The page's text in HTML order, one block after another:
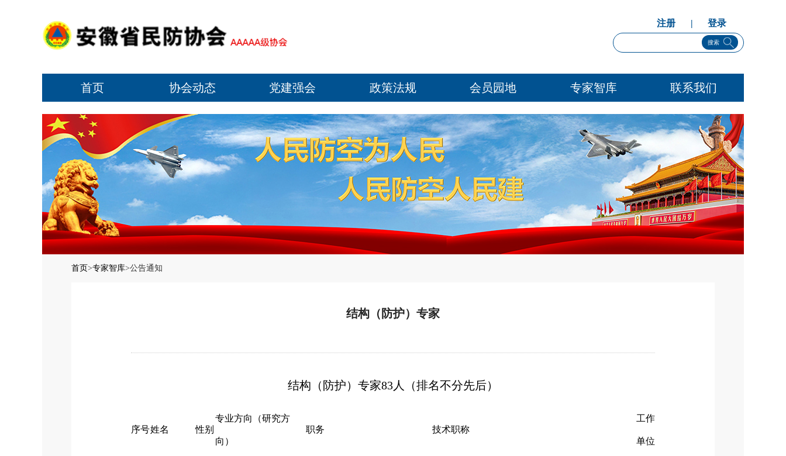
注册 | 登录
搜索
首页 协会动态 党建强会 政策法规 会员园地 专家智库 联系我们
首页>专家智库>公告通知
​结构（防护）专家
结构（防护）专家83人（排名不分先后）
序号姓名 性别
专业方向（研究方
向）
职务 技术职称
工作
单位